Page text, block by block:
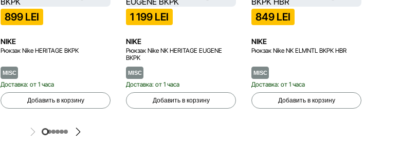
899 LEI
NIKE
Рюкзак Nike HERITAGE BKPK
MISC
Доставка: от 1 часа
Добавить в корзину
1 199 LEI
NIKE
Рюкзак Nike NK HERITAGE EUGENE
BKPK
MISC
Доставка: от 1 часа
Добавить в корзину
849 LEI
NIKE
Рюкзак Nike NK ELMNTL BKPK HBR
MISC
Доставка: от 1 часа
Добавить в корзину